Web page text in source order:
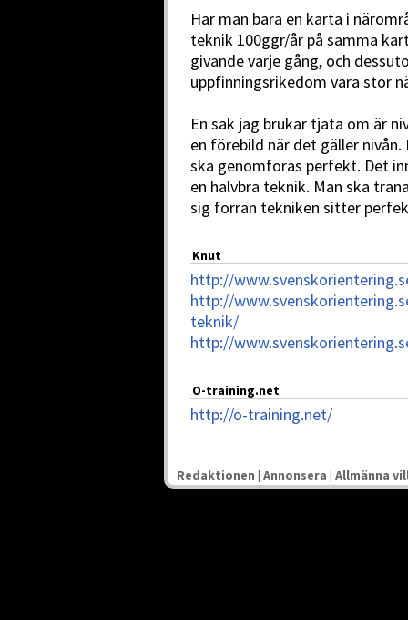
Har man bara en karta i
teknik 100ggr/år på samma
givande varje gång, och
uppfinningsrikedom vara stor
En sak jag brukar tjata om är
en förebild när det gäller nivån.
ska genomföras perfekt. Det
en halvbra teknik. Man ska
sig förrän tekniken sitter
Knut
http://
http://
teknik/
http://
O-training.net
http://o-training.net/
Redaktionen | Annonsera | Allmänna